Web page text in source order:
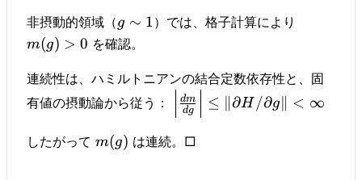
非摂動的領域（g ∼ 1）では、格子計算により
m(g) > 0 を確認。
連続性は、ハミルトニアンの結合定数依存性と、固
有値の摂動論から従う：
dg
dm ≤ ∥∂H /∂g < ∞
したがって m(g) は連続。□